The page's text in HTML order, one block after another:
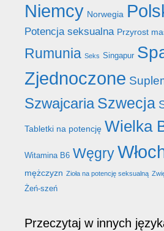
Niemcy Norwegia
Potencja seksualna Przyrost
Rumunia Seks Singapur
Zjednoczone
Szwajcaria Szwecja
Tabletki na potencję Wielka
Witamina B6 Węgry
mężczyzn Zioła na potencję seksualną
Żeń-szeń
Przeczytaj w innych